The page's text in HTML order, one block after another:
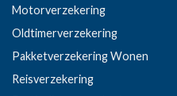
Motorverzekering
Oldtimerverzekering
Pakketverzekering Wonen
Reisverzekering